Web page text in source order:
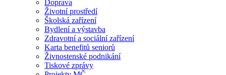
Doprava
Životní prostředí
Školská zařízení
Bydlení a výstavba
Zdravotní a sociální zařízení
Karta benefitů seniorů
Živnostenské podnikání
Tiskové zprávy